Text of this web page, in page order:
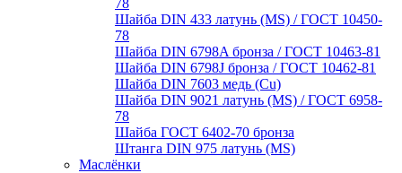
78
Шайба DIN 433 латунь (MS) / ГОСТ 10450-
78
Шайба DIN 6798A бронза / ГОСТ 10463-81
Шайба DIN 6798J бронза / ГОСТ 10462-81
Шайба DIN 7603 медь (Cu)
Шайба DIN 9021 латунь (MS) / ГОСТ 6958-
78
Шайба ГОСТ 6402-70 бронза
Штанга DIN 975 латунь (MS)
Маслёнки